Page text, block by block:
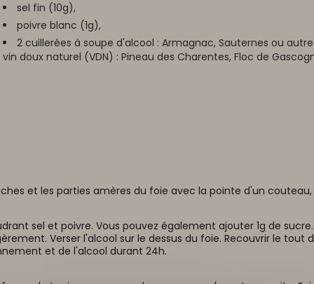
sel fin (10g),
poivre blanc (1g),
2 cuillerées à soupe d'alcool : Armagnac, Sauternes ou
vin doux naturel (VDN) : Pineau des Charentes, Floc de
et les parties amères du foie avec la pointe d'un
sel et poivre. Vous pouvez également ajouter 1g de
Verser l'alcool sur le dessus du foie. Recouvrir le tout
et de l'alcool durant 24h.